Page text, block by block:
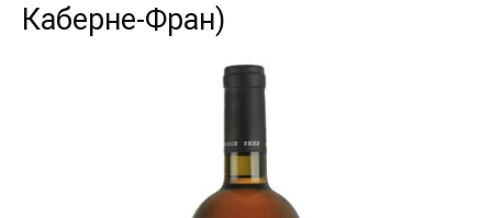
Каберне-Фран)